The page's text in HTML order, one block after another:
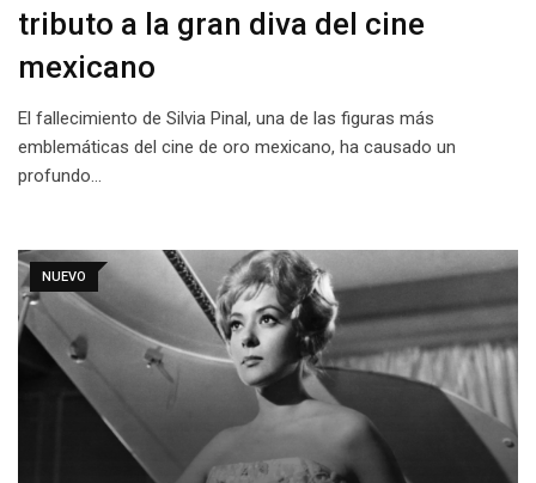
tributo a la gran diva del cine
mexicano
El fallecimiento de Silvia Pinal, una de las figuras más
emblemáticas del cine de oro mexicano, ha causado un
profundo…
NUEVO